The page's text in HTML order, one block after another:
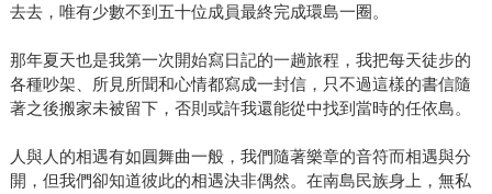
去去，唯有少數不到五十位成員最終完成環島一圈。
那年夏天也是我第一次開始寫日記的一趟旅程，我把每天徒步的
各種吵架、所見所聞和心情都寫成一封信，只不過這樣的書信隨
著之後搬家未被留下，否則或許我還能從中找到當時的任依島。
人與人的相遇有如圓舞曲一般，我們隨著樂章的音符而相遇與分
開，但我們卻知道彼此的相遇決非偶然。在南島民族身上，無私